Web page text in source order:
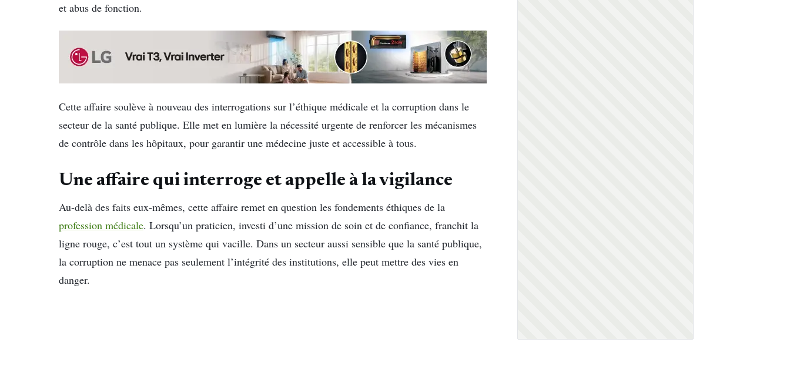
et abus de fonction.
Cette affaire soulève à nouveau des interrogations sur l’éthique médicale et la corruption dans le
secteur de la santé publique. Elle met en lumière la nécessité urgente de renforcer les mécanismes
de contrôle dans les hôpitaux, pour garantir une médecine juste et accessible à tous.
Une affaire qui interroge et appelle à la vigilance
Au-delà des faits eux-mêmes, cette affaire remet en question les fondements éthiques de la
profession médicale. Lorsqu’un praticien, investi d’une mission de soin et de confiance, franchit la
ligne rouge, c’est tout un système qui vacille. Dans un secteur aussi sensible que la santé publique,
la corruption ne menace pas seulement l’intégrité des institutions, elle peut mettre des vies en
danger.